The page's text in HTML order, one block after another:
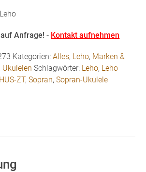
Anfrage! - Kontakt aufnehmen
Kategorien:Alles, Leho, Marken &
Ukulelen Schlagwörter: Leho, Leho
ZT,Sopran,Sopran-Ukulele